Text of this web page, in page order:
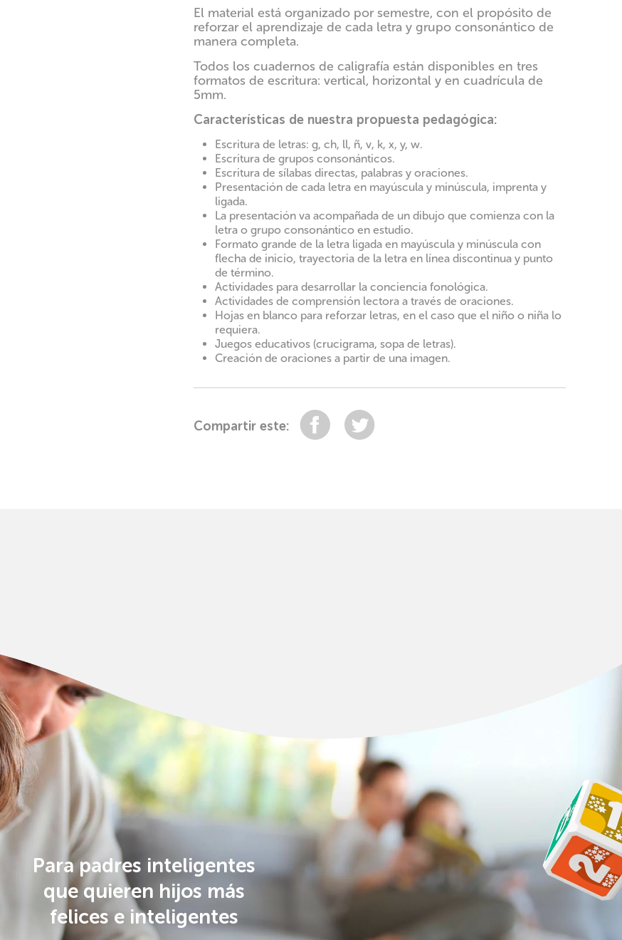
El material está organizado por semestre, con el propósito de
reforzar el aprendizaje de cada letra y grupo consonántico de
manera completa.
Todos los cuadernos de caligrafía están disponibles en tres
formatos de escritura: vertical, horizontal y en cuadrícula de
5mm.
Características de nuestra propuesta pedagógica:
Escritura de letras: g, ch, ll, ñ, v, k, x, y, w.
Escritura de grupos consonánticos.
Escritura de sílabas directas, palabras y oraciones.
Presentación de cada letra en mayúscula y minúscula, imprenta y
ligada.
La presentación va acompañada de un dibujo que comienza con la
letra o grupo consonántico en estudio.
Formato grande de la letra ligada en mayúscula y minúscula con
flecha de inicio, trayectoria de la letra en línea discontinua y punto
de término.
Actividades para desarrollar la conciencia fonológica.
Actividades de comprensión lectora a través de oraciones.
Hojas en blanco para reforzar letras, en el caso que el niño o niña lo
requiera.
Juegos educativos (crucigrama, sopa de letras).
Creación de oraciones a partir de una imagen.
Compartir este:
Compartir
Para padres inteligentes
que quieren hijos más
felices e inteligentes